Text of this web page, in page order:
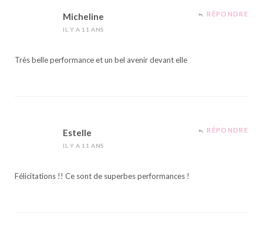
Micheline
IL Y A 11 ANS
RÉPONDRE
Très belle performance et un bel avenir devant elle
Estelle
IL Y A 11 ANS
RÉPONDRE
Félicitations !! Ce sont de superbes performances !